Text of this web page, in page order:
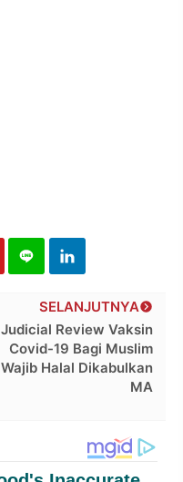
SELANJUTNYA
Judicial Review Vaksin
Covid-19 Bagi Muslim
Wajib Halal Dikabulkan
MA